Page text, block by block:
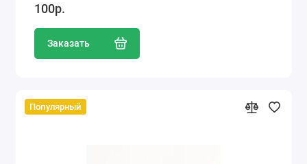
100р.
Заказать
Популярный